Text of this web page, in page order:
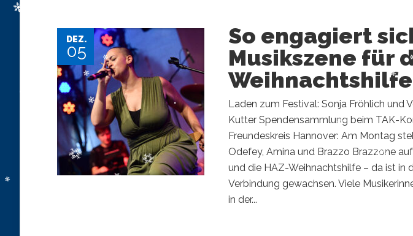
DEZ.
05
So engagiert
Musikszene für
Weihnachtshilfe
Laden zum Festival: Sonja Fröhlich und
Kutter Spendensammlung beim TAK-
Freundeskreis Hannover: Am Montag
Odefey, Amina und Brazzo Brazzone
und die HAZ-Weihnachtshilfe – da ist in
Verbindung gewachsen. Viele
in der...